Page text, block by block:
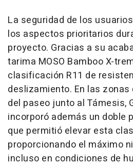
La seguridad de los
los aspectos prioritarios
proyecto. Gracias a su
tarima MOSO Bamboo X-
clasificación R11 de
deslizamiento. En las
del paseo junto al Támesis,
incorporó además un doble
que permitió elevar esta
proporcionando el máximo
incluso en condiciones de